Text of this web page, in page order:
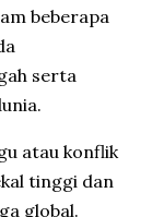
beberapa
serta
atau konflik
tinggi dan
global.